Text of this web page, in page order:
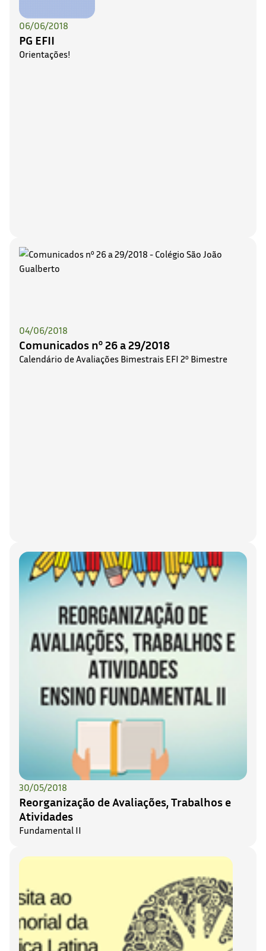
06/06/2018
PG EFII
Orientações!
04/06/2018
Comunicados nº 26 a 29/2018
Calendário de Avaliações Bimestrais EFI 2º Bimestre
30/05/2018
Reorganização de Avaliações, Trabalhos e
Atividades
Fundamental II